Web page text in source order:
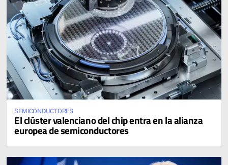
SEMICONDUCTORES
El clúster valenciano del chip entra en la alianza
europea de semiconductores